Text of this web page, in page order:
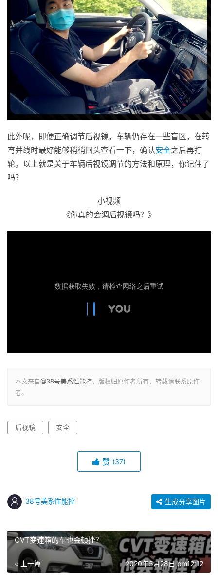
此外呢，即便正确调节后视镜，车辆仍存在一些盲区，在转
弯并线时最好能够稍稍回头查看一下，确认安全之后再打
轮。以上就是关于车辆后视镜调节的方法和原理，你记住了
吗？
小视频
《你真的会调后视镜吗？》
本文来自@38号美系性能控，版权归原作者所有，转载请联系原作
者。
后视镜 安全
赞 (37)
38号美系性能控 生成分享图片
CVT变速箱的车也会顿挫？
« 上一篇 2020年5月28日 pm12:12